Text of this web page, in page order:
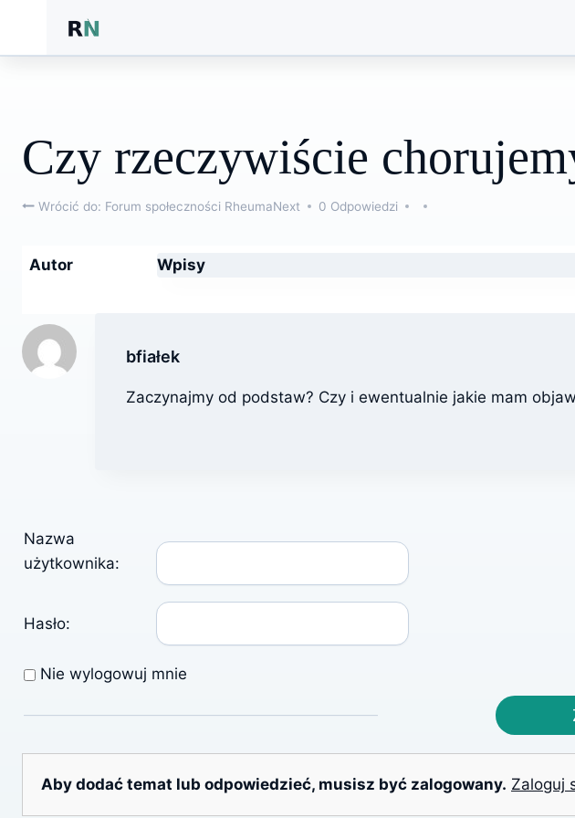
treści
Czy rzeczywiście
Wrócić do: Forum społeczności RheumaNext 0 Odpowiedzi
Autor Wpisy
bfiałek
Zaczynajmy od podstaw? Czy i ewentualnie jakie mam
Nazwa
użytkownika:
Hasło:
Nie wylogowuj mnie
Aby dodać temat lub odpowiedzieć, musisz być zalogowany. Zaloguj